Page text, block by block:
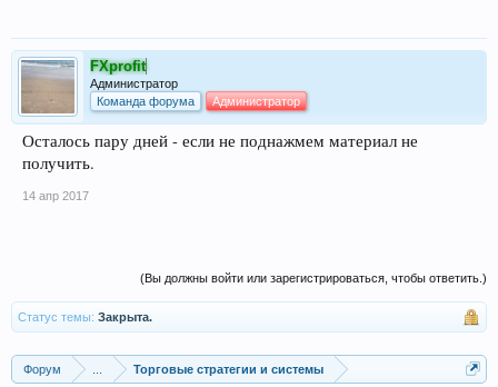
FXprofit
Администратор
Команда форума
Администратор
Осталось пару дней - если не поднажмем материал не
получить.
14 апр 2017
(Вы должны войти или зарегистрироваться, чтобы ответить.)
Статус темы: Закрыта.
Форум Торговые стратегии и системы